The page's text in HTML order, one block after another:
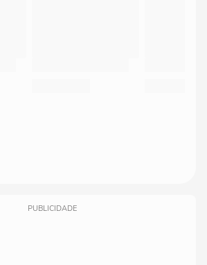
PUBLICIDADE